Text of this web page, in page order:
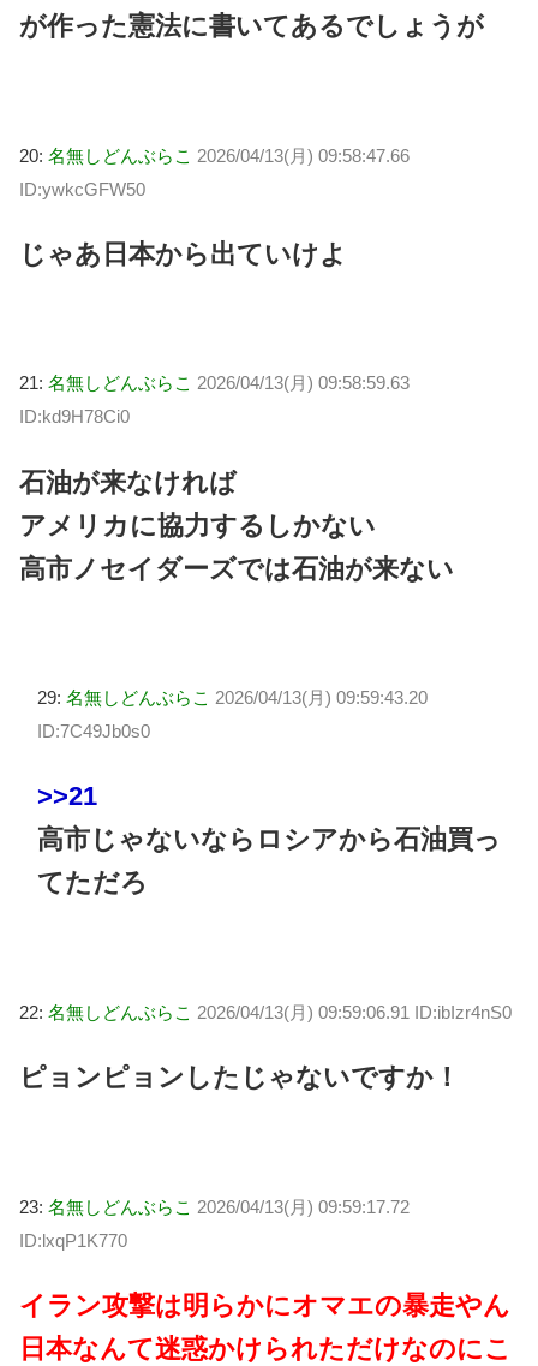
が作った憲法に書いてあるでしょうが
20: 名無しどんぶらこ 2026/04/13(月) 09:58:47.66
ID:ywkcGFW50
じゃあ日本から出ていけよ
21: 名無しどんぶらこ 2026/04/13(月) 09:58:59.63
ID:kd9H78Ci0
石油が来なければ
アメリカに協力するしかない
高市ノセイダーズでは石油が来ない
29: 名無しどんぶらこ 2026/04/13(月) 09:59:43.20
ID:7C49Jb0s0
>>21
高市じゃないならロシアから石油買っ
てただろ
22: 名無しどんぶらこ 2026/04/13(月) 09:59:06.91 ID:ibIzr4nS0
ピョンピョンしたじゃないですか！
23: 名無しどんぶらこ 2026/04/13(月) 09:59:17.72
ID:lxqP1K770
イラン攻撃は明らかにオマエの暴走やん
日本なんて迷惑かけられただけなのにこ